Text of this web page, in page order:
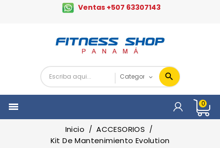
Ventas +507 63307143
 0
Inicio
ACCESORIOS
Kit De Mantenimiento Evolution